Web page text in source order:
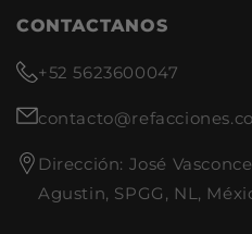
CONTACTANOS
+52 5623600047
Dirección: José
Agustin, SPGG, NL,